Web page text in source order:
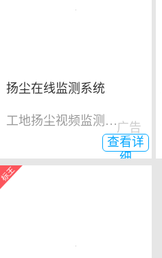
扬尘在线监测系统
工地扬尘视频监测系统
查看详
细
广告